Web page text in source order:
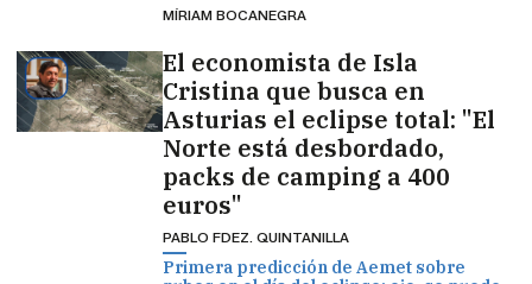
MÍRIAM BOCANEGRA
El economista de Isla
Cristina que busca en
Asturias el eclipse total: "El
Norte está desbordado,
packs de camping a 400
euros"
PABLO FDEZ. QUINTANILLA
Primera predicción de Aemet sobre